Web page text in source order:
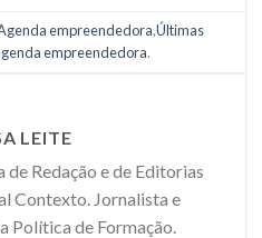
empreendedora,Últimas
empreendedora.
LEITE
de Redação e de Editorias
Contexto. Jornalista e
Política de Formação.